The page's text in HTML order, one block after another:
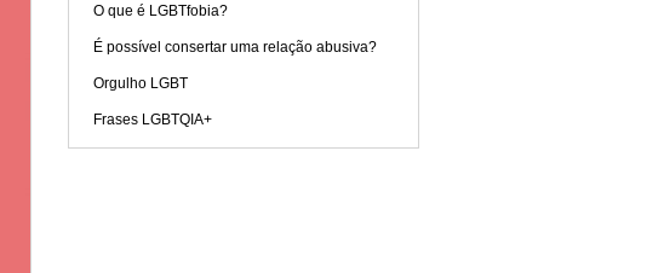
O que é LGBTfobia?
É possível consertar uma relação abusiva?
Orgulho LGBT
Frases LGBTQIA+